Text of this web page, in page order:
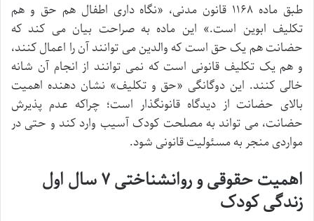
طبق ماده ۱۱۶۸ قانون مدنی، «نگاه داری اطفال هم حق و هم
تکلیف ابوین است.» این ماده به صراحت بیان می کند که
حضانت هم یک حق است که والدین می توانند آن را اعمال کنند،
و هم یک تکلیف قانونی است که نمی توانند از انجام آن شانه
خالی کنند. این دوگانگی «حق و تکلیف» نشان دهنده اهمیت
بالای حضانت از دیدگاه قانونگذار است؛ چراکه عدم پذیرش
حضانت، می تواند به مصلحت کودک آسیب وارد کند و حتی در
مواردی منجر به مسئولیت قانونی شود.
اهمیت حقوقی و روانشناختی ۷ سال اول
زندگی کودک